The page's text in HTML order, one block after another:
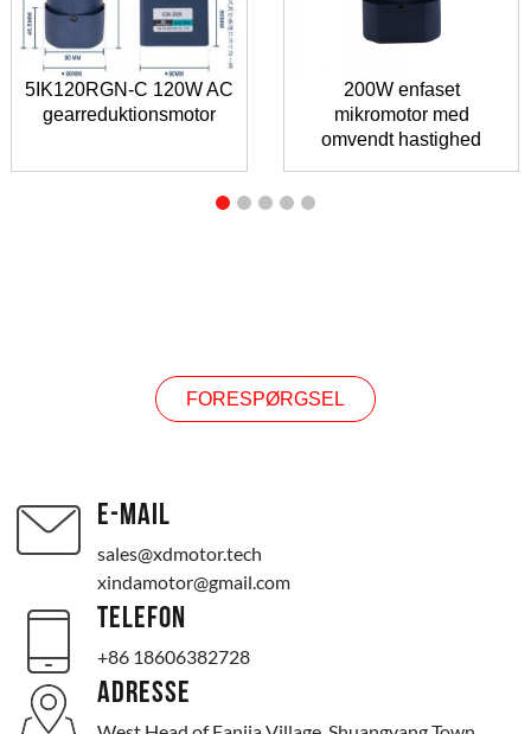
5IK120RGN-C 120W AC
gearreduktionsmotor
200W enfaset
mikromotor med
omvendt hastighed
FORESPØRGSEL
E-MAIL
sales@xdmotor.tech
xindamotor@gmail.com
TELEFON
+86 18606382728
ADRESSE